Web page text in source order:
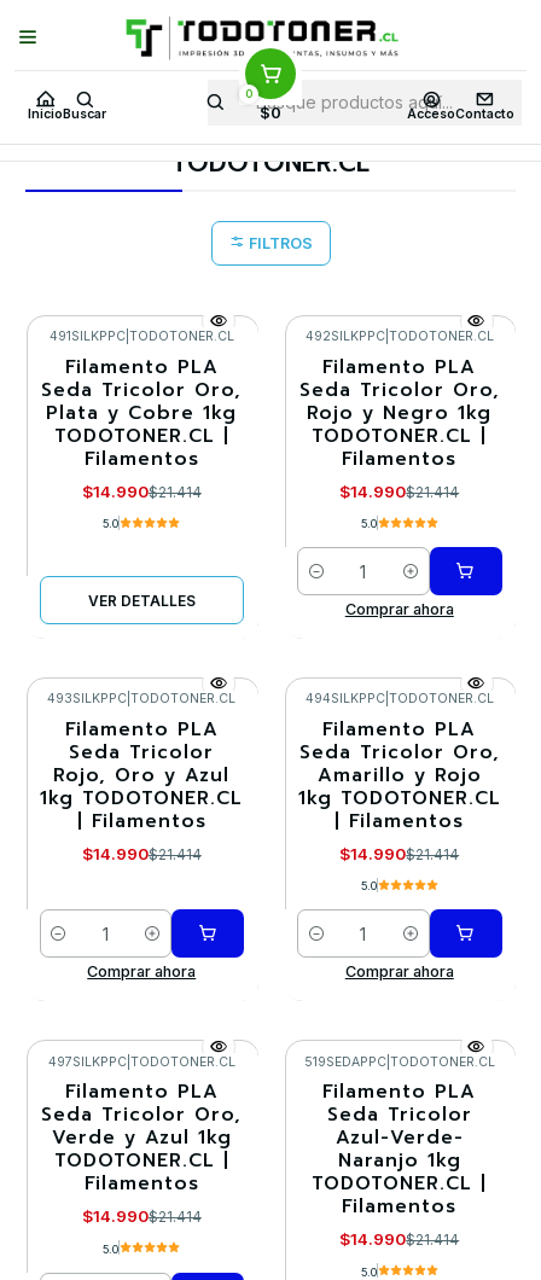
Inicio Buscar
0
$0 AccesoContacto
Puedes Elegir: Comprar enTienda· Despachoa Todo Chile · Retiro en
Tienda en24 Horas
Inicio Todo 3D FILAMENTOS TODO SEDA
PLA TIPO SEDA TRICOLOR TODOTONER.CL
TODOTONER.CL
FILTROS
-30%
Agotado
491SILKPPC| TODOTONER.CL
Filamento PLA
Seda Tricolor Oro,
Plata y Cobre 1kg
TODOTONER.CL |
Filamentos
$14.990$21.414
5.0
VER DETALLES
-30%
492SILKPPC| TODOTONER.CL
Filamento PLA
Seda Tricolor Oro,
Rojo y Negro 1kg
TODOTONER.CL |
Filamentos
$14.990$21.414
5.0
Cantidad
Comprar ahora
-30%
493SILKPPC |TODOTONER.CL
Filamento PLA
Seda Tricolor
Rojo, Oro y Azul
1kg TODOTONER.CL
| Filamentos
$14.990$21.414
Cantidad
Comprar ahora
-30%
494SILKPPC| TODOTONER.CL
Filamento PLA
Seda Tricolor Oro,
Amarillo y Rojo
1kg TODOTONER.CL
| Filamentos
$14.990$21.414
5.0
Cantidad
Comprar ahora
-30%
497SILKPPC| TODOTONER.CL
Filamento PLA
Seda Tricolor Oro,
Verde y Azul 1kg
TODOTONER.CL |
Filamentos
$14.990$21.414
5.0
-30%
Agotado
519SEDAPPC| TODOTONER.CL
Filamento PLA
Seda Tricolor
Azul-Verde-
Naranjo 1kg
TODOTONER.CL |
Filamentos
$14.990$21.414
5.0